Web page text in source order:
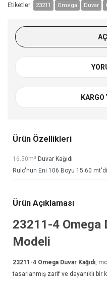
Etiketler: 23211 Omega Duvar
Ürün Özellikleri
16.50m² Duvar Kağıdı
Rulo'nun Eni 106 Boyu 15.60
Ürün Açıklaması
23211-4 Omega
Modeli
23211-4 Omega Duvar Kağıdı ,
tasarlanmış zarif ve dayanıklı bir